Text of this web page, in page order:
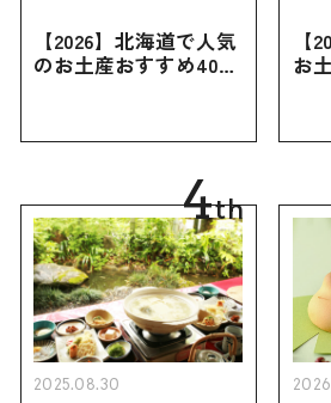
【2026】北海道で人気
のお土産おすすめ40選
買えない限定品、女性
【
お
き
4th
2025.08.30